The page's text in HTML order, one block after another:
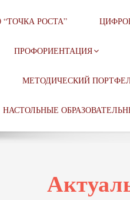
“ТОЧКА РОСТА”
ПРОФОРИЕНТАЦИЯ
МЕТОДИЧЕСКИЙ
НАСТОЛЬНЫЕ